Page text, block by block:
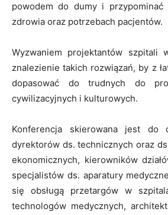
powodem do dumy i przypominać
zdrowia oraz potrzebach pacjentów.
Wyzwaniem projektantów szpitali
znalezienie takich rozwiązań, by z
dopasować do trudnych do
cywilizacyjnych i kulturowych.
Konferencja skierowana jest do
dyrektorów ds. technicznych oraz
ekonomicznych, kierowników
specjalistów ds. aparatury
się obsługą przetargów w
technologów medycznych,